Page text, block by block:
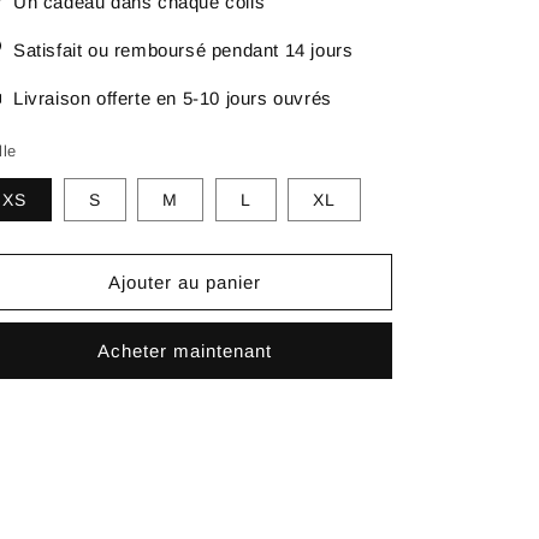
Satisfait ou remboursé pendant 14 jours
Livraison offerte en 5-10 jours ouvrés
XS S M L XL
Ajouter au panier
Acheter maintenant